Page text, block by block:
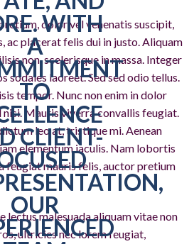
dolor vel venenatis suscipit,
ac placerat felis dui in justo. Aliquam
non, scelerisque in massa. Integer
sodales laoreet. Sed sed odio tellus.
tempor. Nunc non enim in dolor
nisi. Mauris viverra convallis feugiat.
leo at, tristique mi. Aenean
elementum iaculis. Nam lobortis
feugiat mauris felis, auctor pretium
lectus malesuada aliquam vitae non
ultricies nec lorem feugiat,